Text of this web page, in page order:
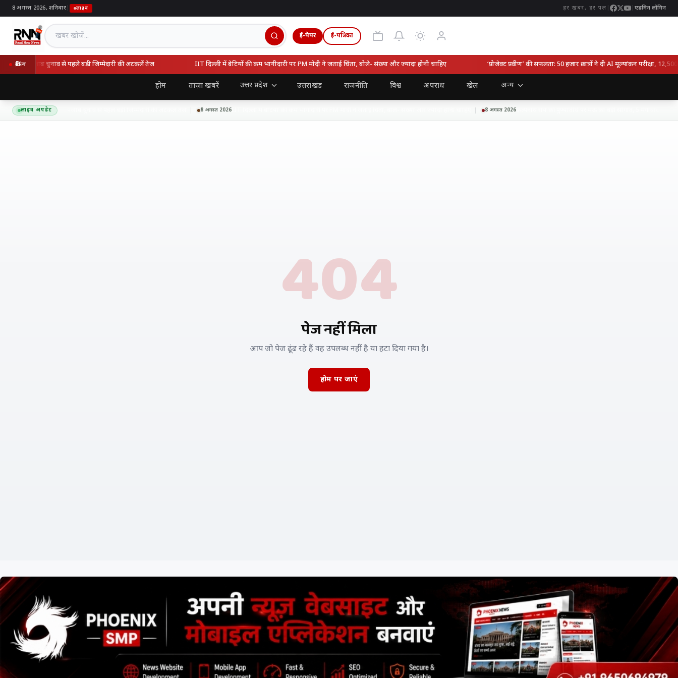
8 अगस्त 2026, शनिवार| लाइव हर खबर, हर पल एडमिन लॉगिन
ई-पेपर ई-पत्रिका
ब्रेकिंग
चड्ढा, पंजाब चुनाव से पहले बड़ी जिम्मेदारी की अटकलें तेज IIT दिल्ली में बेटियों की कम भागीदारी पर PM मोदी ने जताई चिंता, बोले- संख्या और ज्यादा होनी चाहिए ‘प्रोजेक्ट प्रवीण’ की सफलता: 50 हजार छात्रों ने दी AI मूल्यांकन परीक्षा, 12,500
होम ताज़ा खबरें उत्तर प्रदेश उत्तराखंड राजनीति विश्व अपराध खेल अन्य
लाइव अपडेट
से मिले राघव चड्ढा, पंजाब चुनाव से पहले बड़ी जिम्मेदारी की अटकलें तेज 8 अगस्त 2026IIT दिल्ली में बेटियों की कम भागीदारी पर PM मोदी ने जताई चिंता, बोले- संख्या और ज्यादा होनी चाहिए 8 अगस्त 2026कल्पनाथ राय की पुण्यतिथि पर मऊ को बड़ी सौगात, 5 मेगावाट सोलर
404
पेज नहीं मिला
आप जो पेज ढूंढ रहे हैं वह उपलब्ध नहीं है या हटा दिया गया है।
होम पर जाएं